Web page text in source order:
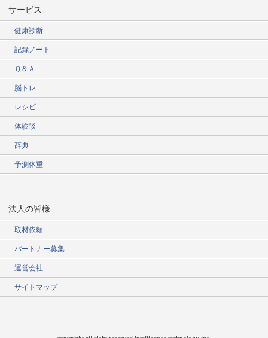
サービス
健康診断
記録ノート
Ｑ＆Ａ
脳トレ
レシピ
体験談
辞典
予測体重
法人の皆様
取材依頼
パートナー募集
運営会社
サイトマップ